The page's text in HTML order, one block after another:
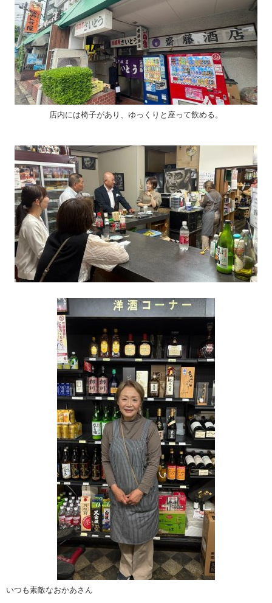
店内には椅子があり、ゆっくりと座って飲める。
いつも素敵なおかあさん